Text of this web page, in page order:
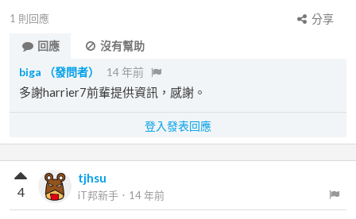
1 則回應
分享
回應
沒有幫助
biga
（發問者） 14 年前
多謝harrier7前輩提供資訊，感謝。
登入發表回應
tjhsu
iT邦新手 ． 14 年前
4